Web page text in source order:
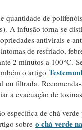
quantidade de
A infusão torna-se
antivirais e
de resfriado,
2 minutos a 100°C.
o artigo
ou filtrada.
a evacuação de
específica de chá verde
sobre o chá verde